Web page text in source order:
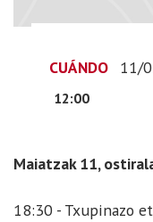
CUÁNDO 11/
12:00
Maiatzak 11,
18:30 - Txupinazo